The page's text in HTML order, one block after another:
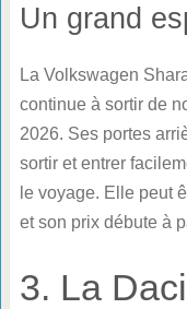
Un grand
La Volkswagen
continue à sortir de
2026. Ses portes
sortir et entrer
le voyage. Elle peut
et son prix débute à
3. La